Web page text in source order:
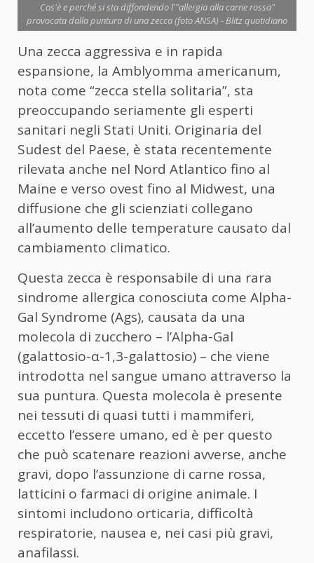
Cos'è e perché si sta diffondendo l'"allergia alla carne rossa"
provocata dalla puntura di una zecca (foto ANSA) - Blitz quotidiano
Una zecca aggressiva e in rapida
espansione, la Amblyomma americanum,
nota come “zecca stella solitaria”, sta
preoccupando seriamente gli esperti
sanitari negli Stati Uniti. Originaria del
Sudest del Paese, è stata recentemente
rilevata anche nel Nord Atlantico fino al
Maine e verso ovest fino al Midwest, una
diffusione che gli scienziati collegano
all’aumento delle temperature causato dal
cambiamento climatico.
Questa zecca è responsabile di una rara
sindrome allergica conosciuta come Alpha-
Gal Syndrome (Ags), causata da una
molecola di zucchero – l’Alpha-Gal
(galattosio-α-1,3-galattosio) – che viene
introdotta nel sangue umano attraverso la
sua puntura. Questa molecola è presente
nei tessuti di quasi tutti i mammiferi,
eccetto l’essere umano, ed è per questo
che può scatenare reazioni avverse, anche
gravi, dopo l’assunzione di carne rossa,
latticini o farmaci di origine animale. I
sintomi includono orticaria, difficoltà
respiratorie, nausea e, nei casi più gravi,
anafilassi.